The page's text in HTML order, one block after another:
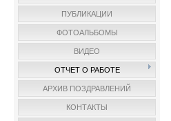
ПУБЛИКАЦИИ
ФОТОАЛЬБОМЫ
ВИДЕО
ОТЧЕТ О РАБОТЕ
АРХИВ ПОЗДРАВЛЕНИЙ
КОНТАКТЫ